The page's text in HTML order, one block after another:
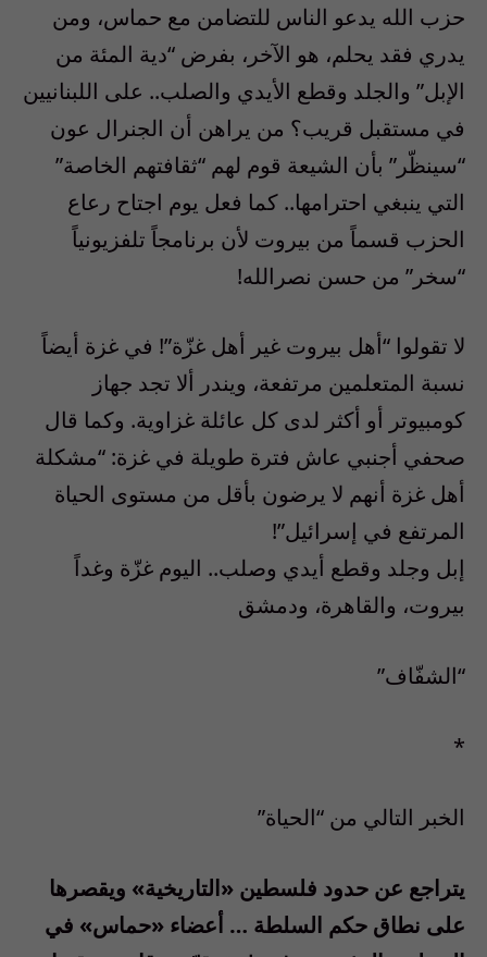
حزب الله يدعو الناس للتضامن مع حماس، ومن
يدري فقد يحلم، هو الآخر، بفرض “دية المئة من
الإبل” والجلد وقطع الأيدي والصلب.. على اللبنانيين
في مستقبل قريب؟ من يراهن أن الجنرال عون
“سينظّر” بأن الشيعة قوم لهم “ثقافتهم الخاصة”
التي ينبغي احترامها.. كما فعل يوم اجتاح رعاع
الحزب قسماً من بيروت لأن برنامجاً تلفزيونياً
“سخر” من حسن نصرالله!
لا تقولوا “أهل بيروت غير أهل غزّة”! في غزة أيضاً
نسبة المتعلمين مرتفعة، ويندر ألا تجد جهاز
كومبيوتر أو أكثر لدى كل عائلة غزاوية. وكما قال
صحفي أجنبي عاش فترة طويلة في غزة: “مشكلة
أهل غزة أنهم لا يرضون بأقل من مستوى الحياة
المرتفع في إسرائيل”!
إبل وجلد وقطع أيدي وصلب.. اليوم غزّة وغداً
بيروت، والقاهرة، ودمشق
“الشفّاف”
*
الخبر التالي من “الحياة”
يتراجع عن حدود فلسطين «التاريخية» ويقصرها
على نطاق حكم السلطة … أعضاء «حماس» في